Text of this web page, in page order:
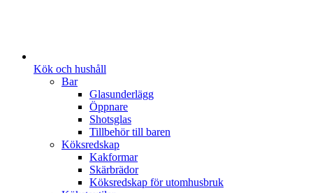
Kök och hushåll
Bar
Glasunderlägg
Öppnare
Shotsglas
Tillbehör till baren
Köksredskap
Kakformar
Skärbrädor
Köksredskap för utomhusbruk